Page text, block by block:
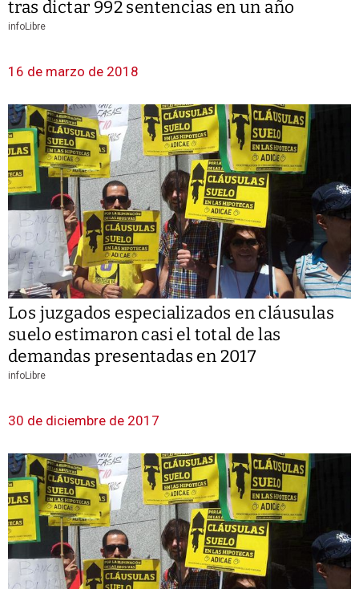
tras dictar 992 sentencias en un año
infoLibre
16 de marzo de 2018
Los juzgados especializados en cláusulas
suelo estimaron casi el total de las
demandas presentadas en 2017
infoLibre
30 de diciembre de 2017